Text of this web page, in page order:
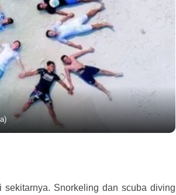
Snorkeling dan scuba diving